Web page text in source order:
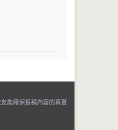
能確保投稿內容的真實